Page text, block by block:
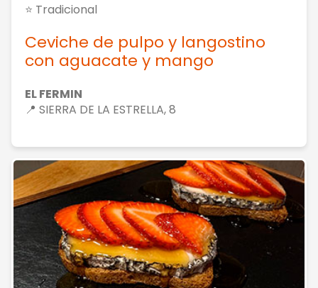
⭐ Tradicional
Ceviche de pulpo y langostino
con aguacate y mango
EL FERMIN
📍 SIERRA DE LA ESTRELLA, 8